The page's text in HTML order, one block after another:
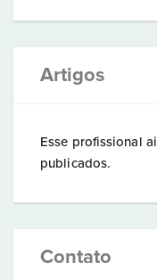
Artigos
Esse profissional
publicados.
Contato